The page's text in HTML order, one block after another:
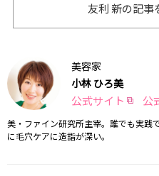
友利 新の記事
美容家
小林 ひろ美
公式サイト 公
美・ファイン研究所主宰。誰でも実践
に毛穴ケアに造詣が深い。